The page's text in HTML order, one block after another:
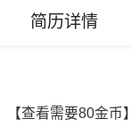
简历详情
【查看需要80金币】